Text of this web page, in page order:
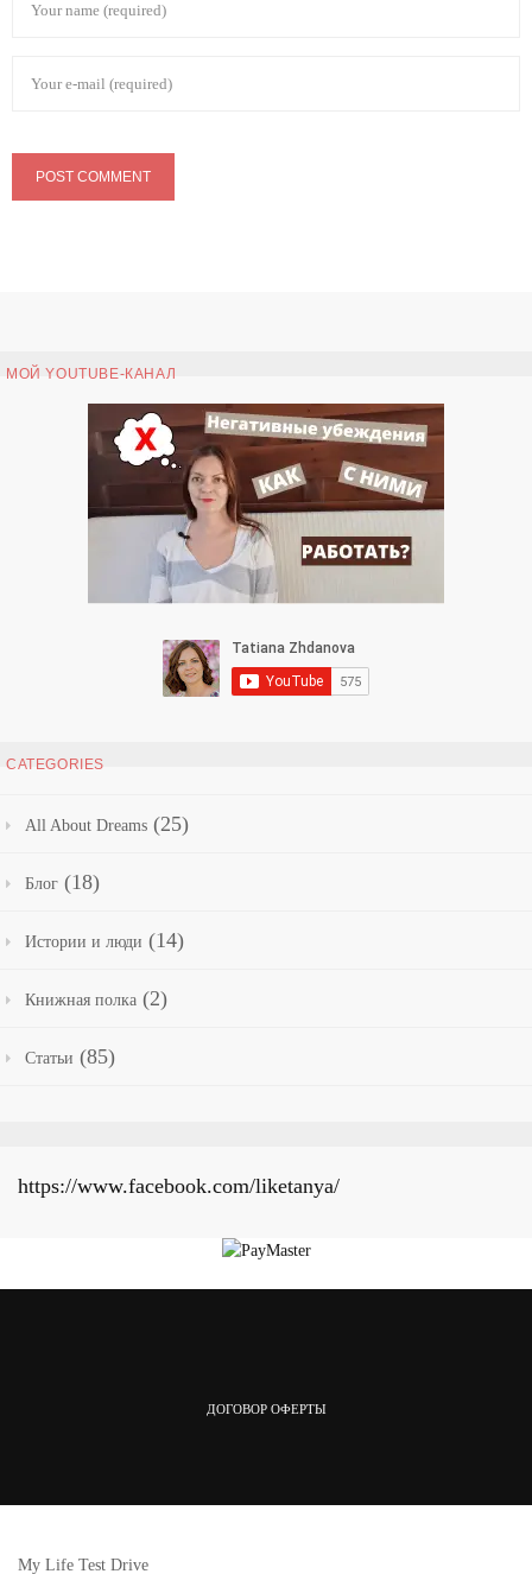
МОЙ YOUTUBE-КАНАЛ
CATEGORIES
All About Dreams (25)
Блог (18)
Истории и люди (14)
Книжная полка (2)
Статьи (85)
https://www.facebook.com/liketanya/
ДОГОВОР ОФЕРТЫ
My Life Test Drive